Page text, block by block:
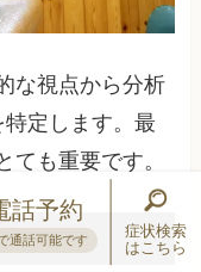
な視点から分析
定します。最
ても重要です。
は…
話予約
通話可能です
症状検索
はこちら